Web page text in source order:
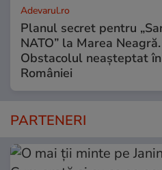
Adevarul.ro
Planul secret pentru
NATO” la Marea Neagră.
Obstacolul neașteptat
României
PARTENERI